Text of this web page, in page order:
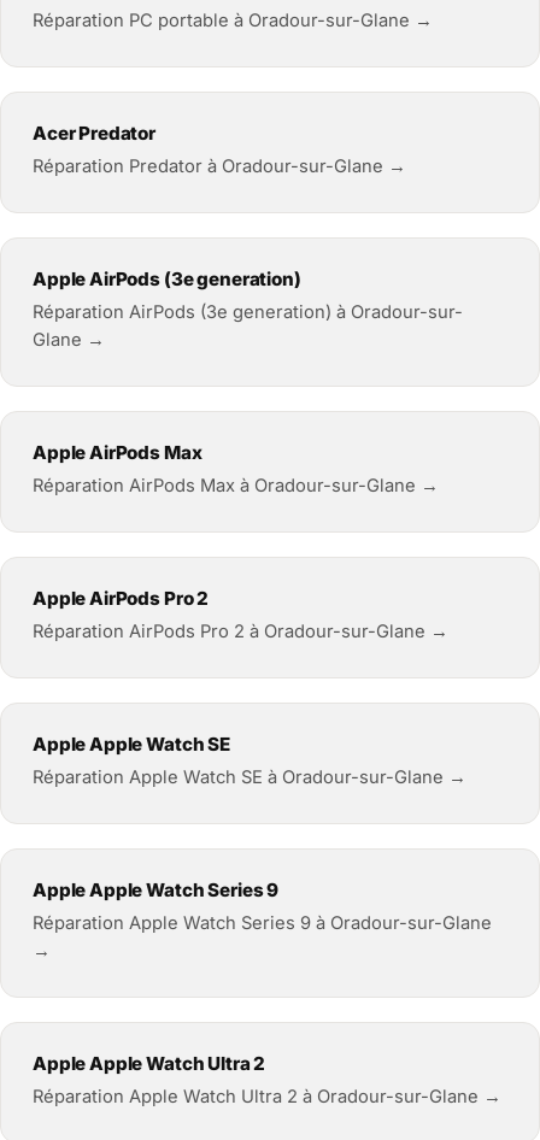
Réparation PC portable à Oradour-sur-Glane →
Acer Predator
Réparation Predator à Oradour-sur-Glane →
Apple AirPods (3e generation)
Réparation AirPods (3e generation) à Oradour-sur-
Glane →
Apple AirPods Max
Réparation AirPods Max à Oradour-sur-Glane →
Apple AirPods Pro 2
Réparation AirPods Pro 2 à Oradour-sur-Glane →
Apple Apple Watch SE
Réparation Apple Watch SE à Oradour-sur-Glane →
Apple Apple Watch Series 9
Réparation Apple Watch Series 9 à Oradour-sur-Glane
→
Apple Apple Watch Ultra 2
Réparation Apple Watch Ultra 2 à Oradour-sur-Glane →